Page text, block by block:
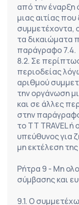
από την
μιας αιτίας που
συμμετέχοντα,
τα δικαιώματα
παράγραφο 7.4.
8.2. Σε
περιοδείας
αριθμού
την οργάνωση
και σε άλλες
στην
το TT TRAVEL ή
υπεύθυνος για
μη εκτέλεση
Ρήτρα 9 - Μη
σύμβασης και
9.1. Ο